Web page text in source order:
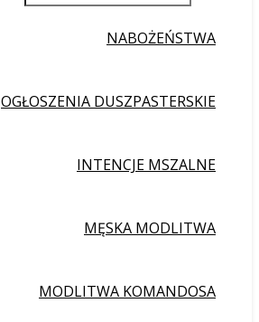
NABOŻEŃSTWA
OGŁOSZENIA DUSZPASTERSKIE
INTENCJE MSZALNE
MĘSKA MODLITWA
MODLITWA KOMANDOSA